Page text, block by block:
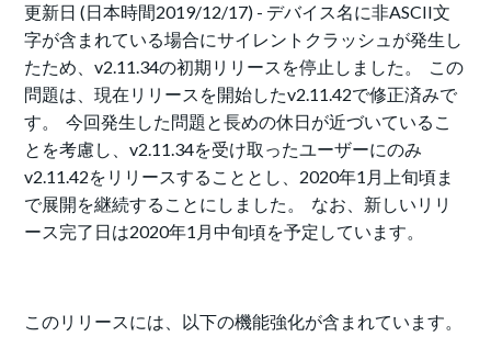
更新日 (日本時間2019/12/17) - デバイス名に非ASCII文
字が含まれている場合にサイレントクラッシュが発生し
たため、v2.11.34の初期リリースを停止しました。 この
問題は、現在リリースを開始したv2.11.42で修正済みで
す。 今回発生した問題と長めの休日が近づいているこ
とを考慮し、v2.11.34を受け取ったユーザーにのみ
v2.11.42をリリースすることとし、2020年1月上旬頃ま
で展開を継続することにしました。 なお、新しいリリ
ース完了日は2020年1月中旬頃を予定しています。
このリリースには、以下の機能強化が含まれています。